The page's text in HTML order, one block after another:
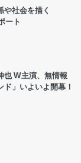
や社会を描く
ート
也 W主演、無情報
ド」いよいよ開幕！